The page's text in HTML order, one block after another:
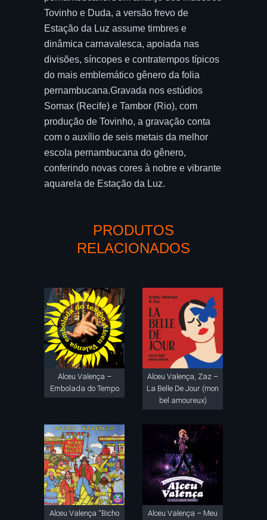
Tovinho e Duda, a versão frevo de
Estação da Luz assume timbres e
dinâmica carnavalesca, apoiada nas
divisões, síncopes e contratempos típicos
do mais emblemático gênero da folia
pernambucana.Gravada nos estúdios
Somax (Recife) e Tambor (Rio), com
produção de Tovinho, a gravação conta
com o auxílio de seis metais da melhor
escola pernambucana do gênero,
conferindo novas cores à nobre e vibrante
aquarela de Estação da Luz.
PRODUTOS
RELACIONADOS
Alceu Valença –
Embolada do Tempo
Alceu Valença, Zaz –
La Belle De Jour (mon
bel amoureux)
Alceu Valença “Bicho
Alceu Valença – Meu